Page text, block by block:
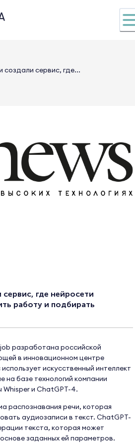
создали сервис, где...
где нейросети
работу и подбирать
разработана российской
в инновационном центре
искусственный интеллект
на базе технологий компании
Whisper и ChatGPT-4.
распознавания речи, которая
аудиозаписи в текст. ChatGPT-
текста, которая может
заданных ей параметров.